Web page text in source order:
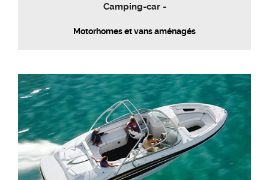
Camping-car -
Motorhomes et vans aménagés